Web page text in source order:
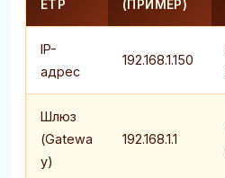
ЕТР (ПРИМЕР)
IP-
адрес
192.168.1.150
Шлюз
(Gatewa
y)
192.168.1.1